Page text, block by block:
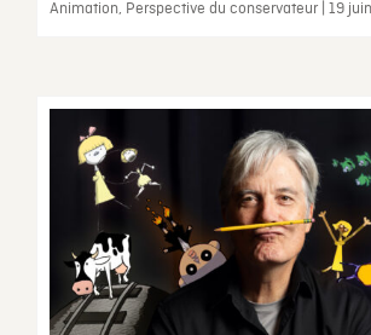
Animation, Perspective du conservateur | 19